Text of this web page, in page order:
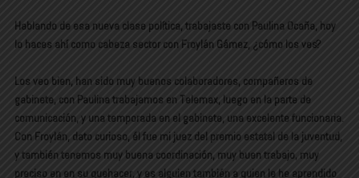
Hablando de esa nueva clase política, trabajaste con Paulina Ocaña, hoy
lo haces ahí como cabeza sector con Froylán Gámez, ¿cómo los ves?
Los veo bien, han sido muy buenos colaboradores, compañeros de
gabinete, con Paulina trabajamos en Telemax, luego en la parte de
comunicación, y una temporada en el gabinete, una excelente funcionaria.
Con Froylán, dato curioso, él fue mi juez del premio estatal de la juventud,
y también tenemos muy buena coordinación, muy buen trabajo, muy
preciso en en su quehacer, y es alguien también a quien le he aprendido